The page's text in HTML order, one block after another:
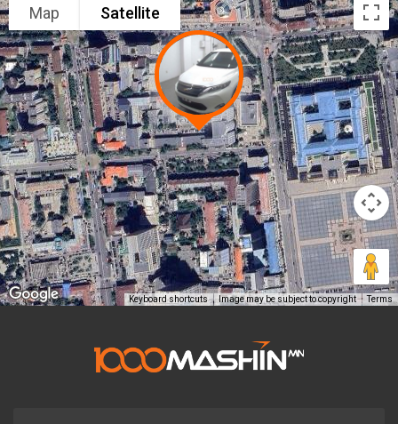
Map Satellite
Keyboard shortcuts Image may be subject to copyright Terms